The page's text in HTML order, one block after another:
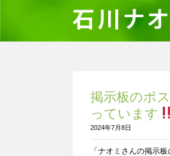
掲示板のポ
っています
2024年7月8日
「ナオミさんの掲示